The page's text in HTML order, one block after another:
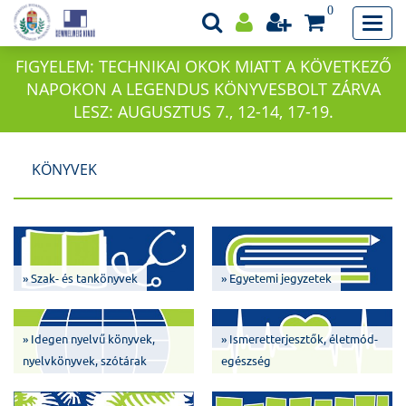
0
FIGYELEM: TECHNIKAI OKOK MIATT A KÖVETKEZŐ
NAPOKON A LEGENDUS KÖNYVESBOLT ZÁRVA
LESZ: AUGUSZTUS 7., 12-14, 17-19.
KÖNYVEK
» Szak- és tankönyvek » Egyetemi jegyzetek
» Idegen nyelvű könyvek,
nyelvkönyvek, szótárak
» Ismeretterjesztők, életmód-
egészség